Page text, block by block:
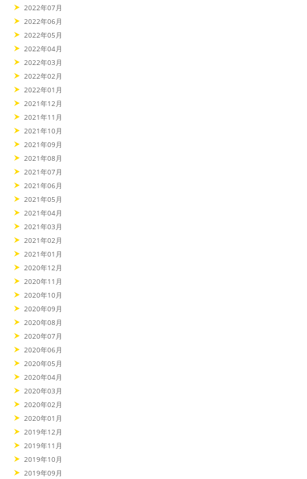
2022年07月
2022年06月
2022年05月
2022年04月
2022年03月
2022年02月
2022年01月
2021年12月
2021年11月
2021年10月
2021年09月
2021年08月
2021年07月
2021年06月
2021年05月
2021年04月
2021年03月
2021年02月
2021年01月
2020年12月
2020年11月
2020年10月
2020年09月
2020年08月
2020年07月
2020年06月
2020年05月
2020年04月
2020年03月
2020年02月
2020年01月
2019年12月
2019年11月
2019年10月
2019年09月